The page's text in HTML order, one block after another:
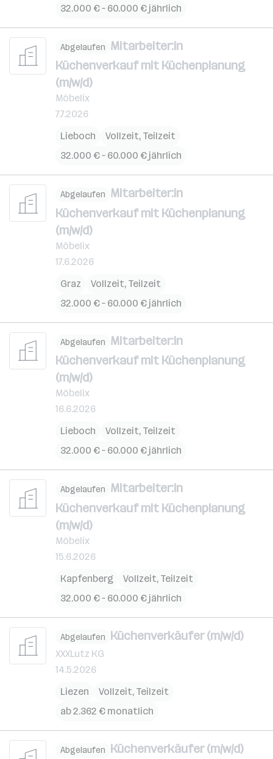
32.000 € – 60.000 € jährlich
Abgelaufen Mitarbeiter:in
Küchenverkauf mit Küchenplanung
(m/w/d)
Möbelix
7.7.2026
Lieboch
Vollzeit, Teilzeit
32.000 € – 60.000 € jährlich
Abgelaufen Mitarbeiter:in
Küchenverkauf mit Küchenplanung
(m/w/d)
Möbelix
17.6.2026
Graz
Vollzeit, Teilzeit
32.000 € – 60.000 € jährlich
Abgelaufen Mitarbeiter:in
Küchenverkauf mit Küchenplanung
(m/w/d)
Möbelix
16.6.2026
Lieboch
Vollzeit, Teilzeit
32.000 € – 60.000 € jährlich
Abgelaufen Mitarbeiter:in
Küchenverkauf mit Küchenplanung
(m/w/d)
Möbelix
15.6.2026
Kapfenberg
Vollzeit, Teilzeit
32.000 € – 60.000 € jährlich
Abgelaufen Küchenverkäufer (m/w/d)
XXXLutz KG
14.5.2026
Liezen
Vollzeit, Teilzeit
ab 2.362 € monatlich
Abgelaufen Küchenverkäufer (m/w/d)